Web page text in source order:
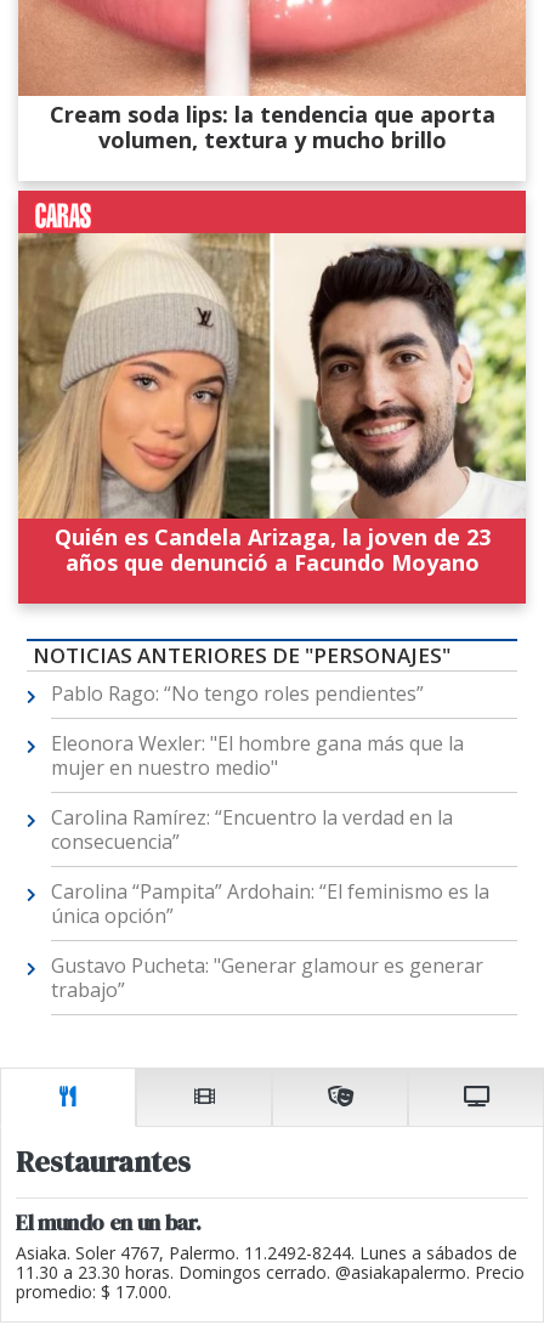
Cream soda lips: la tendencia que aporta
volumen, textura y mucho brillo
Quién es Candela Arizaga, la joven de 23
años que denunció a Facundo Moyano
NOTICIAS ANTERIORES DE "PERSONAJES"
Pablo Rago: “No tengo roles pendientes”
Eleonora Wexler: "El hombre gana más que la
mujer en nuestro medio"
Carolina Ramírez: “Encuentro la verdad en la
consecuencia”
Carolina “Pampita” Ardohain: “El feminismo es la
única opción”
Gustavo Pucheta: "Generar glamour es generar
trabajo”
Restaurantes
El mundo en un bar.
Asiaka. Soler 4767, Palermo. 11.2492-8244. Lunes a sábados de
11.30 a 23.30 horas. Domingos cerrado. @asiakapalermo. Precio
promedio: $ 17.000.